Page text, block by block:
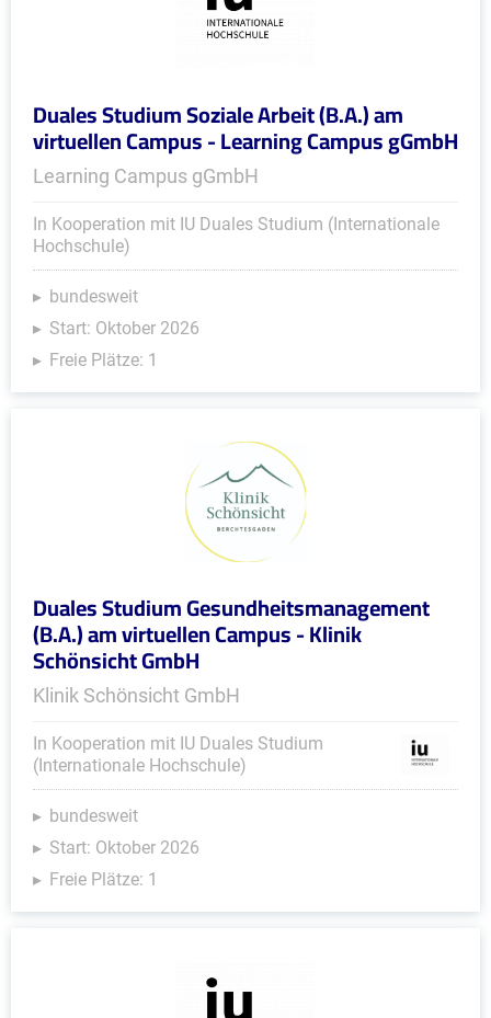
Duales Studium Soziale Arbeit (B.A.) am
virtuellen Campus - Learning Campus gGmbH
Learning Campus gGmbH
In Kooperation mit IU Duales Studium (Internationale
Hochschule)
bundesweit
Start: Oktober 2026
Freie Plätze: 1
Duales Studium Gesundheitsmanagement
(B.A.) am virtuellen Campus - Klinik
Schönsicht GmbH
Klinik Schönsicht GmbH
In Kooperation mit IU Duales Studium
(Internationale Hochschule)
bundesweit
Start: Oktober 2026
Freie Plätze: 1